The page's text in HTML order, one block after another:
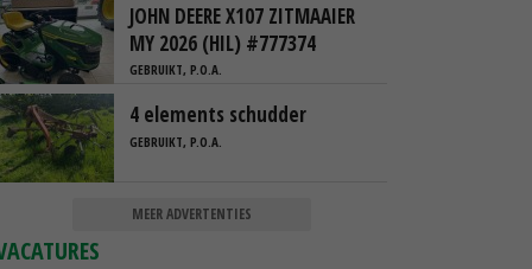
JOHN DEERE X107 ZITMAAIER
MY 2026 (HIL) #777374
GEBRUIKT, P.O.A.
4 elements schudder
GEBRUIKT, P.O.A.
MEER ADVERTENTIES